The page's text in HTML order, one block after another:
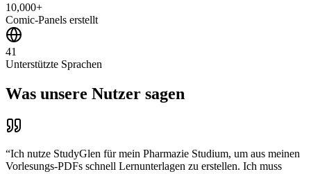
10,000+
Comic-Panels erstellt
41
Unterstützte Sprachen
Was unsere Nutzer sagen
“Ich nutze StudyGlen für mein Pharmazie Studium, um aus meinen
Vorlesungs-PDFs schnell Lernunterlagen zu erstellen. Ich muss